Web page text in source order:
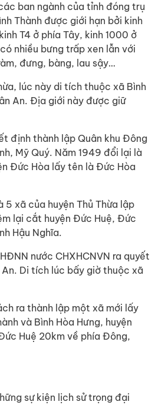
ban ngành của tỉnh đóng trụ
Thành được giới hạn bởi kinh
T4 ở phía Tây, kinh 1000 ở
nhiều bưng trấp xen lẫn với
đưng, bàng, lau sậy…
lúc này di tích thuộc xã Bình
An. Địa giới này được giữ
định thành lập Quân khu Đông
Mỹ Quý. Năm 1949 đổi lại là
Đức Hòa lấy tên là Đức Hòa
xã của huyện Thủ Thừa lập
lại cắt huyện Đức Huệ, Đức
Hậu Nghĩa.
nước CHXHCNVN ra quyết
Di tích lúc bấy giờ thuộc xã
ra thành lập một xã mới lấy
và Bình Hòa Hưng, huyện
Huệ 20km về phía Đông,
sự kiện lịch sử trọng đại